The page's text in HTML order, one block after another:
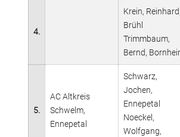
4.
Krein, Reinhard,
Brühl
Trimmbaum,
Bernd,
5.
AC Altkreis
Schwelm,
Ennepetal
Schwarz,
Jochen,
Ennepetal
Noeckel,
Wolfgang,